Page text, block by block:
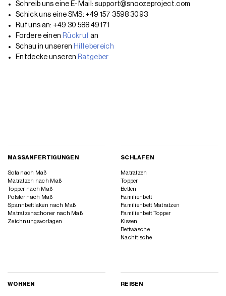
Schreib uns eine E-Mail: support@snoozeproject.com
Schick uns eine SMS: +49 157 3598 3093
Ruf uns an: +49 30 588 49171
Fordere einen Rückruf an
Schau in unseren Hilfebereich
Entdecke unseren Ratgeber
MASSANFERTIGUNGEN
Sofa nach Maß
Matratzen nach Maß
Topper nach Maß
Polster nach Maß
Spannbettlaken nach Maß
Matratzenschoner nach Maß
Zeichnungsvorlagen
SCHLAFEN
Matratzen
Topper
Betten
Familienbett
Familienbett Matratzen
Familienbett Topper
Kissen
Bettwäsche
Nachttische
WOHNEN REISEN